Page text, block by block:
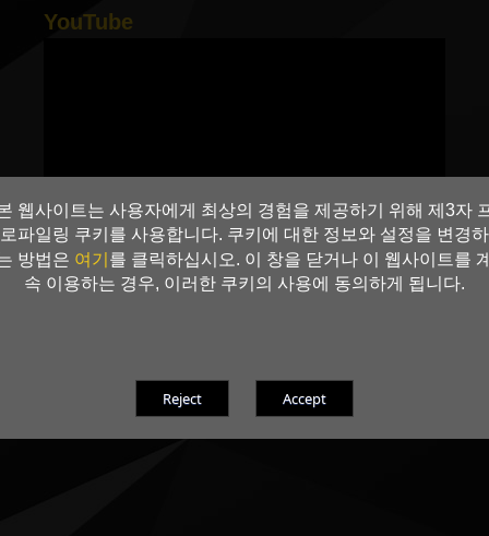
웹사이트는 사용자에게 최상의 경험을 제공하기 위해 제3자
로파일링 쿠키를 사용합니다. 쿠키에 대한 정보와 설정을 변경하
방법은 여기를 클릭하십시오. 이 창을 닫거나 이 웹사이트를
속 이용하는 경우, 이러한 쿠키의 사용에 동의하게 됩니다.
YouTube